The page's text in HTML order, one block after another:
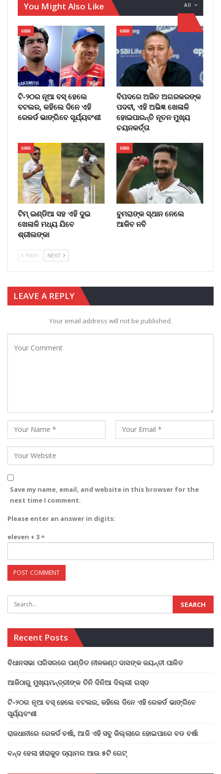
All
You Might Also Like
ଖେଳ
ଟି-୨୦ର ନୂଆ ବସ୍ ହେଲେ
ବଟଲର, କହିଲେ ଦିନେ ଏହି
ରେକର୍ଡ ଭାଙ୍ଗିବେ ସୂର୍ଯ୍ୟବଂଶୀ
ଖେଳ
ବିପଦରେ ଅଜିତ ଅଗରକରଙ୍କ
ପଦବୀ, ଏହି ଅଭିଜ୍ଞ ଖେଳାଳି
ହୋଇପାରନ୍ତି ନୂତନ ମୁଖ୍ୟ
ଚୟନକର୍ତ୍ତା
ଖେଳ
ଟିମ୍ ଇଣ୍ଡିଆ ସହ ଏହି ଦୁଇ
ଖେଳାଳି ମଧ୍ୟ ଯିବେ
ଶ୍ରୀଲଙ୍କା
ଖେଳ
ବୁମରାଙ୍କ ସ୍ଥାନ ନେଲେ
ଆକିବ ନବି
PREV NEXT
LEAVE A REPLY
Your email address will not be published.
Save my name, email, and website in this browser for the
next time I comment.
Please enter an answer in digits:
eleven + 3 =
Recent Posts
ବିଧାନସଭା ପରିସରରେ ପଣ୍ଡିତ ନୀଳକଣ୍ଠ ଦାସଙ୍କ ଜୟନ୍ତୀ ପାଳିତ
ଆଜିଠାରୁ ମୁଖ୍ୟମନ୍ତ୍ରୀଙ୍କ ତିନି ଦିନିଆ ଦିଲ୍ଲୀ ଗସ୍ତ
ଟି-୨୦ର ନୂଆ ବସ୍ ହେଲେ ବଟଲର, କହିଲେ ଦିନେ ଏହି ରେକର୍ଡ ଭାଙ୍ଗିବେ
ସୂର୍ଯ୍ୟବଂଶୀ
ରାଜଧାନୀରେ ରେକର୍ଡ ବର୍ଷା, ଆଜି ଏହି ସବୁ ଜିଲ୍ଲାରେ ହୋଇପାରେ ବଡ ବର୍ଷା
ବନ୍ଦ ହେଲା ହୀରାକୁଦ ଡ୍ୟାମର ଆଉ ୫ଟି ଗେଟ୍